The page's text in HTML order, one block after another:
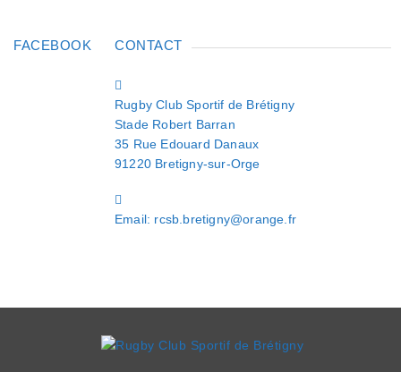
FACEBOOK CONTACT
Rugby Club Sportif de Brétigny
Stade Robert Barran
35 Rue Edouard Danaux
91220 Bretigny-sur-Orge
Email: rcsb.bretigny@orange.fr